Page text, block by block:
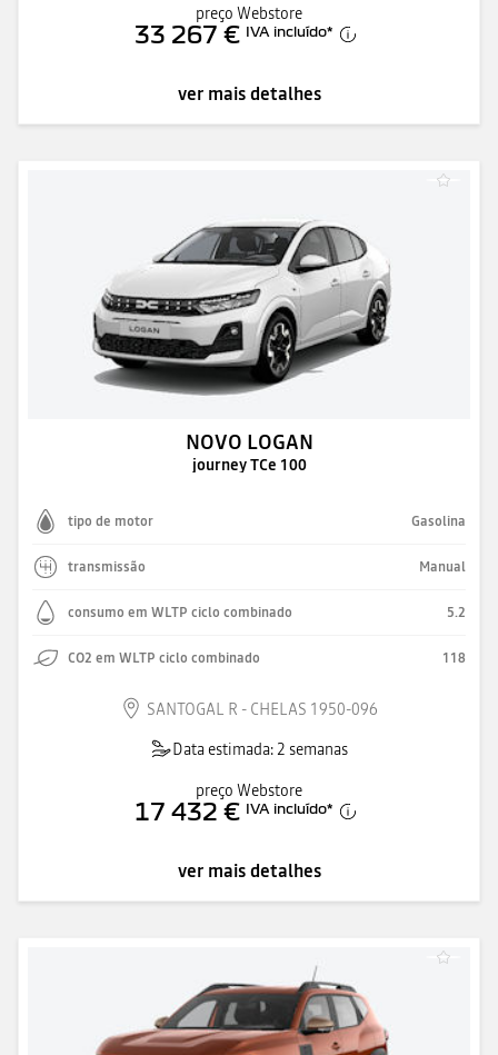
preço Webstore
33 267 € IVA incluído*
ver mais detalhes
NOVO LOGAN
journey TCe 100
tipo de motor Gasolina
transmissão Manual
consumo em WLTP ciclo combinado 5.2
CO2 em WLTP ciclo combinado 118
SANTOGAL R - CHELAS 1950-096
Data estimada: 2 semanas
preço Webstore
17 432 € IVA incluído*
ver mais detalhes